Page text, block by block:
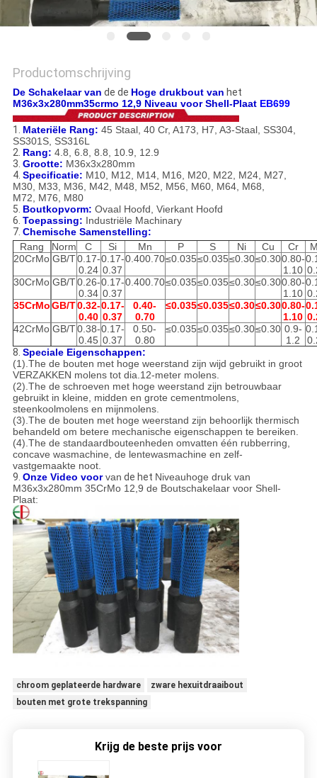
Productomschrijving
De Schakelaar van de de Hoge drukbout van het
M36x3x280mm35crmo 12,9 Niveau voor Shell-Plaat EB699
1. Materiële Rang: 45 Staal, 40 Cr, A173, H7, A3-Staal, SS304,
SS301S, SS316L
2. Rang: 4.8, 6.8, 8.8, 10.9, 12.9
3. Grootte: M36x3x280mm
4. Specificatie: M10, M12, M14, M16, M20, M22, M24, M27,
M30, M33, M36, M42, M48, M52, M56, M60, M64, M68,
M72, M76, M80
5. Boutkopvorm: Ovaal Hoofd, Vierkant Hoofd
6. Toepassing: Industriële Machinary
7. Chemische Samenstelling:
Rang
Norm C Si Mn P S Ni Cu Cr
20CrMo GB/T0.17-
0.24
0.17-
0.37
0.400.70≤0.035≤0.035≤0.30≤0.300.80-
1.10
30CrMo GB/T0.26-
0.34
0.17-
0.37
0.400.70≤0.035≤0.035≤0.30≤0.300.80-
1.10
35CrMo GB/T0.32-
0.40
0.17-
0.37
0.40-
0.70
≤0.035≤0.035≤0.30≤0.300.80-
1.10
42CrMo GB/T0.38-
0.45
0.17-
0.37
0.50-
0.80
≤0.035≤0.035≤0.30≤0.30 0.9-
1.2
8. Speciale Eigenschappen:
(1).The de bouten met hoge weerstand zijn wijd gebruikt in groot
VERZAKKEN molens tot dia.12-meter molens.
(2).The de schroeven met hoge weerstand zijn betrouwbaar
gebruikt in kleine, midden en grote cementmolens,
steenkoolmolens en mijnmolens.
(3).The de bouten met hoge weerstand zijn behoorlijk thermisch
behandeld om betere mechanische eigenschappen te bereiken.
(4).The de standaardbouteenheden omvatten één rubberring,
concave wasmachine, de lentewasmachine en zelf-
vastgemaakte noot.
9. Onze Video voorvan de het Niveauhoge druk van
M36x3x280mm 35CrMo 12,9 de Boutschakelaar voor Shell-
Plaat:
chroom geplateerde hardware
zware hexuitdraaibout
bouten met grote trekspanning
Krijg de beste prijs voor